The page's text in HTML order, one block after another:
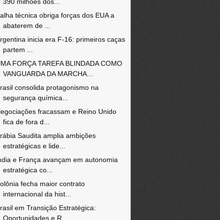
técnica obriga forças dos EUA a
abaterem de ...
inicia era F-16: primeiros caças
partem ...
FORÇA TAREFA BLINDADA COMO
VANGUARDA DA MARCHA...
consolida protagonismo na
segurança química...
fracassam e Reino Unido
fica de fora d...
Saudita amplia ambições
estratégicas e lide...
e França avançam em autonomia
estratégica co...
fecha maior contrato
internacional da hist...
em Transição Estratégica:
Oportunidades e R...